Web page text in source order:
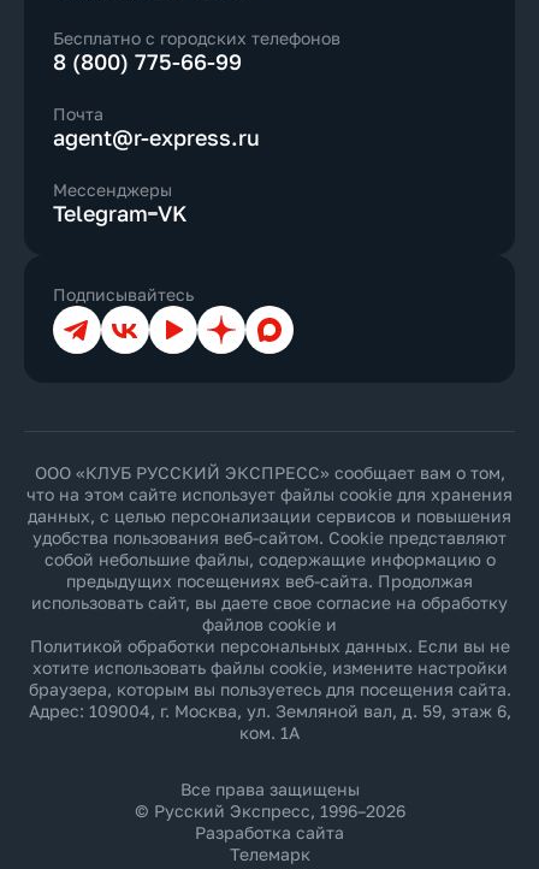
Бесплатно с городских телефонов
8 (800) 775-66-99
Почта
agent@r-express.ru
Мессенджеры
Telegram VK
Подписывайтесь
ТелеграмВКонтакте
YouTubeДзен Max
ООО «КЛУБ РУССКИЙ ЭКСПРЕСС» сообщает вам о том,
что на этом сайте использует файлы cookie для хранения
данных, с целью персонализации сервисов и повышения
удобства пользования веб-сайтом. Cookie представляют
собой небольшие файлы, содержащие информацию о
предыдущих посещениях веб-сайта. Продолжая
использовать сайт, вы даете свое согласие на обработку
файлов cookie и
Политикой обработки персональных данных. Если вы не
хотите использовать файлы cookie, измените настройки
браузера, которым вы пользуетесь для посещения сайта.
Адрес: 109004, г. Москва, ул. Земляной вал, д. 59, этаж 6,
ком. 1А
Все права защищены
© Русский Экспресс, 1996–2026
Разработка сайта
Телемарк